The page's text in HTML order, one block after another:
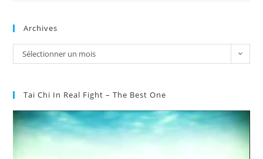
Archives
Sélectionner un mois
Tai Chi In Real Fight – The Best One
Lecteur
vidéo